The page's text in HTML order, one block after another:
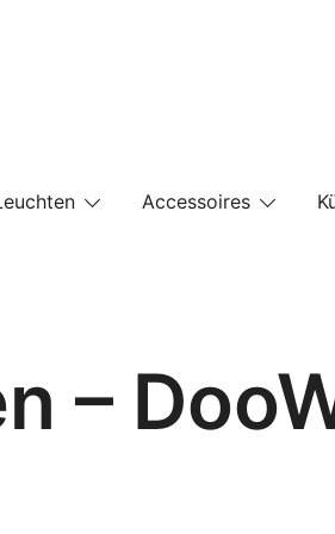
Accessoires
–